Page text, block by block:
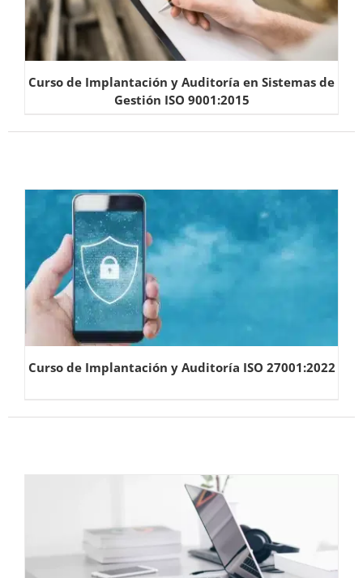
Curso de Implantación y Auditoría en Sistemas de
Gestión ISO 9001:2015
Curso de Implantación y Auditoría ISO 27001:2022